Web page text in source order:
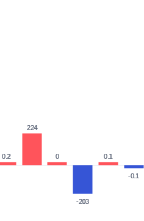
0.2
0.2
224
224
0
0
-203
-203
0.1
0.1
-0.1
-0.1